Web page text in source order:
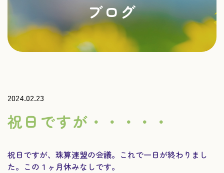
ブログ
2024.02.23
祝日ですが・・・・・
祝日ですが、珠算連盟の会議。これで一日が終わりまし
た。この１ヶ月休みなしです。